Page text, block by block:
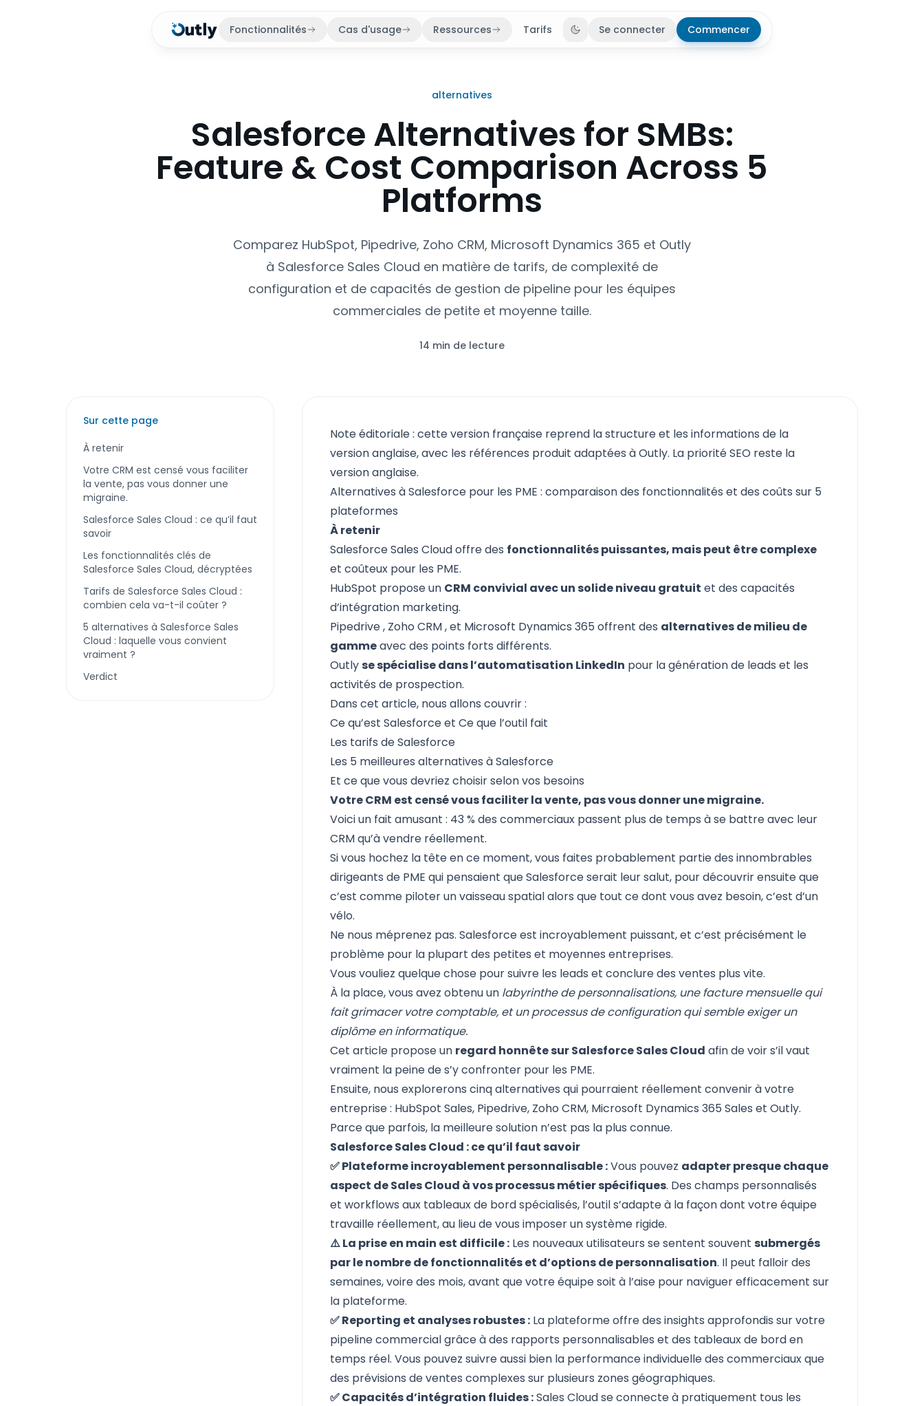
Fonctionnalités Cas d'usage Ressources Tarifs Basculer le thème
Se connecter Commencer
alternatives
Salesforce Alternatives for SMBs:
Feature & Cost Comparison Across 5
Platforms
Comparez HubSpot, Pipedrive, Zoho CRM, Microsoft Dynamics 365 et Outly
à Salesforce Sales Cloud en matière de tarifs, de complexité de
configuration et de capacités de gestion de pipeline pour les équipes
commerciales de petite et moyenne taille.
14 min de lecture
Sur cette page
À retenir
Votre CRM est censé vous faciliter
la vente, pas vous donner une
migraine.
Salesforce Sales Cloud : ce qu’il faut
savoir
Les fonctionnalités clés de
Salesforce Sales Cloud, décryptées
Tarifs de Salesforce Sales Cloud :
combien cela va-t-il coûter ?
5 alternatives à Salesforce Sales
Cloud : laquelle vous convient
vraiment ?
Verdict
Note éditoriale : cette version française reprend la structure et les informations de la
version anglaise, avec les références produit adaptées à Outly. La priorité SEO reste la
version anglaise.
Alternatives à Salesforce pour les PME : comparaison des fonctionnalités et des coûts sur 5
plateformes
À retenir
Salesforce Sales Cloudoffre des fonctionnalités puissantes, mais peut être complexe
et coûteux pour les PME.
HubSpot propose un CRM convivial avec un solide niveau gratuit et des capacités
d’intégration marketing.
Pipedrive, Zoho CRM, et Microsoft Dynamics 365 offrent des alternatives de milieu de
gammeavec des points forts différents.
Outlyse spécialise dans l’automatisation LinkedIn pour la génération de leads et les
activités de prospection.
Dans cet article, nous allons couvrir :
Ce qu’est SalesforceetCe que l’outil fait
Les tarifs de Salesforce
Les 5 meilleures alternatives à Salesforce
Etce que vous devriez choisirselon vos besoins
Votre CRM est censé vous faciliter la vente, pas vous donner une migraine.
Voici un fait amusant : 43 % des commerciaux passent plus de temps à se battre avec leur
CRM qu’à vendre réellement.
Si vous hochez la tête en ce moment, vous faites probablement partie des innombrables
dirigeants de PME qui pensaient que Salesforce serait leur salut, pour découvrir ensuite que
c’est comme piloter un vaisseau spatial alors que tout ce dont vous avez besoin, c’est d’un
vélo.
Ne nous méprenez pas. Salesforce est incroyablement puissant, et c’est précisément le
problème pour la plupart des petites et moyennes entreprises.
Vous vouliez quelque chose pour suivre les leads et conclure des ventes plus vite.
À la place, vous avez obtenu un labyrinthe de personnalisations, une facture mensuelle qui
fait grimacer votre comptable, et un processus de configuration qui semble exiger un
diplôme en informatique.
Cet article propose un regard honnête sur Salesforce Sales Cloud afin de voir s’il vaut
vraiment la peine de s’y confronter pour les PME.
Ensuite, nous explorerons cinq alternatives qui pourraient réellement convenir à votre
entreprise : HubSpot Sales, Pipedrive, Zoho CRM, Microsoft Dynamics 365 Sales et Outly.
Parce que parfois, la meilleure solution n’est pas la plus connue.
Salesforce Sales Cloud : ce qu’il faut savoir
✅ Plateforme incroyablement personnalisable :Vous pouvez adapter presque chaque
aspect de Sales Cloud à vos processus métier spécifiques. Des champs personnalisés
et workflows aux tableaux de bord spécialisés, l’outil s’adapte à la façon dont votre équipe
travaille réellement, au lieu de vous imposer un système rigide.
⚠️ La prise en main est difficile : Les nouveaux utilisateurs se sentent souventsubmergés
par le nombre de fonctionnalités et d’options de personnalisation. Il peut falloir des
semaines, voire des mois, avant que votre équipe soit à l’aise pour naviguer efficacement sur
la plateforme.
✅ Reporting et analyses robustes : La plateforme offre des insights approfondis sur votre
pipeline commercial grâce à des rapports personnalisables et des tableaux de bord en
temps réel. Vous pouvez suivre aussi bien la performance individuelle des commerciaux que
des prévisions de ventes complexes sur plusieurs zones géographiques.
✅ Capacités d’intégration fluides :Sales Cloud se connecte à pratiquement tous les